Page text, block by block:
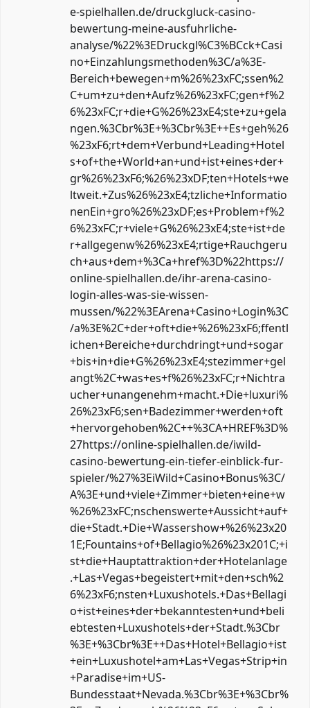
e-spielhallen.de/druckgluck-casino-
bewertung-meine-ausfuhrliche-
analyse/%22%3EDruckgl%C3%BCck+Casi
no+Einzahlungsmethoden%3C/a%3E-
Bereich+bewegen+m%26%23xFC;ssen%2
C+um+zu+den+Aufz%26%23xFC;gen+f%2
6%23xFC;r+die+G%26%23xE4;ste+zu+gela
ngen.%3Cbr%3E+%3Cbr%3E++Es+geh%26
%23xF6;rt+dem+Verbund+Leading+Hotel
s+of+the+World+an+und+ist+eines+der+
gr%26%23xF6;%26%23xDF;ten+Hotels+we
ltweit.+Zus%26%23xE4;tzliche+Informatio
nenEin+gro%26%23xDF;es+Problem+f%2
6%23xFC;r+viele+G%26%23xE4;ste+ist+de
r+allgegenw%26%23xE4;rtige+Rauchgeru
ch+aus+dem+%3Ca+href%3D%22https://
online-spielhallen.de/ihr-arena-casino-
login-alles-was-sie-wissen-
mussen/%22%3EArena+Casino+Login%3C
/a%3E%2C+der+oft+die+%26%23xF6;ffentl
ichen+Bereiche+durchdringt+und+sogar
+bis+in+die+G%26%23xE4;stezimmer+gel
angt%2C+was+es+f%26%23xFC;r+Nichtra
ucher+unangenehm+macht.+Die+luxuri%
26%23xF6;sen+Badezimmer+werden+oft
+hervorgehoben%2C++%3CA+HREF%3D%
27https://online-spielhallen.de/iwild-
casino-bewertung-ein-tiefer-einblick-fur-
spieler/%27%3EiWild+Casino+Bonus%3C/
A%3E+und+viele+Zimmer+bieten+eine+w
%26%23xFC;nschenswerte+Aussicht+auf+
die+Stadt.+Die+Wassershow+%26%23x20
1E;Fountains+of+Bellagio%26%23x201C;+i
st+die+Hauptattraktion+der+Hotelanlage
.+Las+Vegas+begeistert+mit+den+sch%2
6%23xF6;nsten+Luxushotels.+Das+Bellagi
o+ist+eines+der+bekanntesten+und+beli
ebtesten+Luxushotels+der+Stadt.%3Cbr
%3E+%3Cbr%3E++Das+Hotel+Bellagio+ist
+ein+Luxushotel+am+Las+Vegas+Strip+in
+Paradise+im+US-
Bundesstaat+Nevada.%3Cbr%3E+%3Cbr%